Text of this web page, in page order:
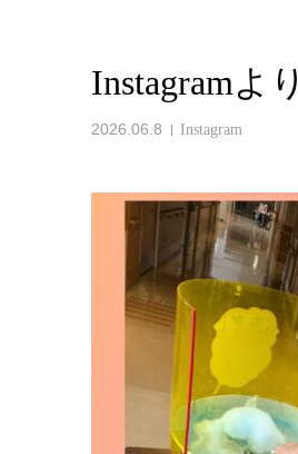
Instagramより
2026.06.8 Instagram